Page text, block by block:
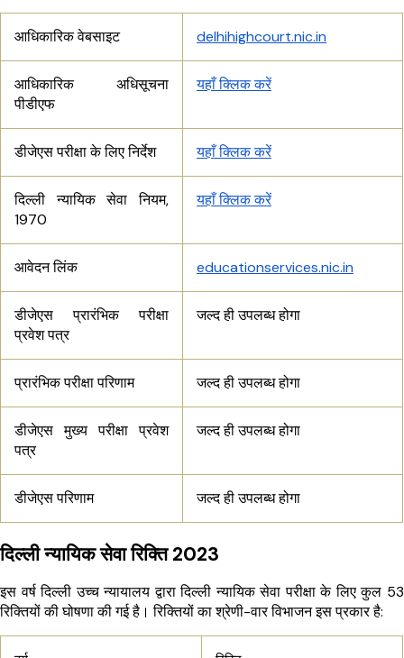
आधिकारिक वेबसाइट delhihighcourt.nic.in
आधिकारिक अधिसूचना
पीडीएफ
यहाँ क्लिक करें
डीजेएस परीक्षा के लिए निर्देश यहाँ क्लिक करें
दिल्ली न्यायिक सेवा नियम,
1970
यहाँ क्लिक करें
आवेदन लिंक educationservices.nic.in
डीजेएस प्रारंभिक परीक्षा
प्रवेश पत्र
जल्द ही उपलब्ध होगा
प्रारंभिक परीक्षा परिणाम जल्द ही उपलब्ध होगा
डीजेएस मुख्य परीक्षा प्रवेश
पत्र
जल्द ही उपलब्ध होगा
डीजेएस परिणाम जल्द ही उपलब्ध होगा
दिल्ली न्यायिक सेवा रिक्ति 2023
इस वर्ष दिल्ली उच्च न्यायालय द्वारा दिल्ली न्यायिक सेवा परीक्षा के लिए कुल 53
रिक्तियों की घोषणा की गई है। रिक्तियों का श्रेणी-वार विभाजन इस प्रकार है: